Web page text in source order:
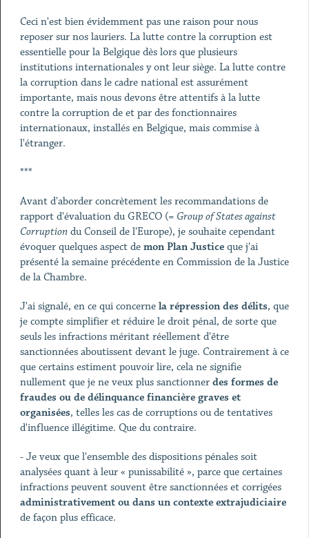
Ceci n'est bien évidemment pas une raison pour nous
reposer sur nos lauriers. La lutte contre la corruption est
essentielle pour la Belgique dès lors que plusieurs
institutions internationales y ont leur siège. La lutte contre
la corruption dans le cadre national est assurément
importante, mais nous devons être attentifs à la lutte
contre la corruption de et par des fonctionnaires
internationaux, installés en Belgique, mais commise à
l'étranger.
***
Avant d'aborder concrètement les recommandations de
rapport d'évaluation du GRECO (= Group of States against
Corruptiondu Conseil de l'Europe), je souhaite cependant
évoquer quelques aspect de mon Plan Justiceque j'ai
présenté la semaine précédente en Commission de la Justice
de la Chambre.
J'ai signalé, en ce qui concerne la répression des délits, que
je compte simplifier et réduire le droit pénal, de sorte que
seuls les infractions méritant réellement d'être
sanctionnées aboutissent devant le juge. Contrairement à ce
que certains estiment pouvoir lire, cela ne signifie
nullement que je ne veux plus sanctionner des formes de
fraudes ou de délinquance financière graves et
organisées, telles les cas de corruptions ou de tentatives
d'influence illégitime. Que du contraire.
- Je veux que l'ensemble des dispositions pénales soit
analysées quant à leur « punissabilité », parce que certaines
infractions peuvent souvent être sanctionnées et corrigées
administrativement ou dans un contexte extrajudiciaire
de façon plus efficace.